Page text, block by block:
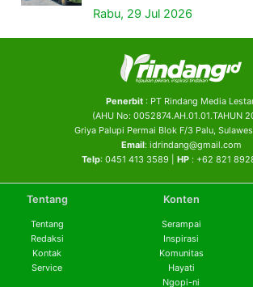
Rabu, 29 Jul 2026
Penerbit: PT Rindang Media
(AHU No: 0052874.AH.01.01.TAHUN
Griya Palupi Permai Blok F/3 Palu,
Email: idrindang@gmail.com
Telp: 0451 413 3589 | HP : +62 821
Tentang
Tentang
Redaksi
Kontak
Service
Konten
Serampai
Inspirasi
Komunitas
Hayati
Ngopi-ni